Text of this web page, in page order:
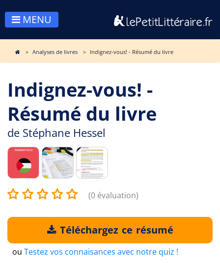
MENU
Analyses de livres Indignez-vous! - Résumé du livre
Indignez-vous! -
Résumé du livre
de Stéphane Hessel
(0 évaluation)
Téléchargez ce résumé
ou Testez vos connaisances avec notre quiz !